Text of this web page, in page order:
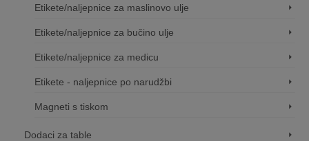
Etikete/naljepnice za maslinovo ulje
Etikete/naljepnice za bučino ulje
Etikete/naljepnice za medicu
Etikete - naljepnice po narudžbi
Magneti s tiskom
Dodaci za table